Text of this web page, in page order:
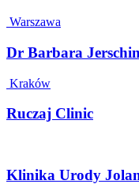
Warszawa
Dr Barbara
Kraków
Ruczaj Clinic
Klinika Urody